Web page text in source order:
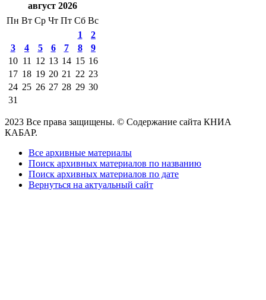
август 2026
Пн Вт Ср Чт Пт Сб Вс
1
2
3
4 5 6 7 8
9
10 11 12 13 14 15 16
17 18 19 20 21 22 23
24 25 26 27 28 29 30
31
2023 Все права защищены. © Содержание сайта КНИА
КАБАР.
Все архивные материалы
Поиск архивных материалов по названию
Поиск архивных материалов по дате
Вернуться на актуальный сайт